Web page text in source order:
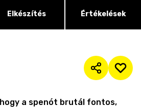
Elkészítés Értékelések
a spenót brutál fontos,